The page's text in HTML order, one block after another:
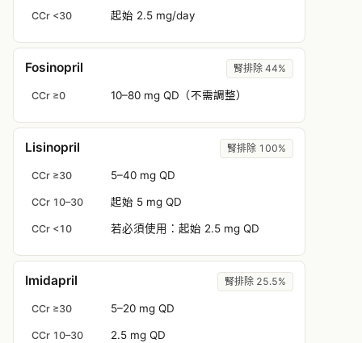
CCr <30 起始 2.5 mg/day
Fosinopril 腎排除 44%
CCr ≥0 10–80 mg QD（不需調整）
Lisinopril 腎排除 100%
CCr ≥30 5–40 mg QD
CCr 10–30 起始 5 mg QD
CCr <10 若必須使用：起始 2.5 mg QD
Imidapril 腎排除 25.5%
CCr ≥30 5–20 mg QD
CCr 10–30 2.5 mg QD